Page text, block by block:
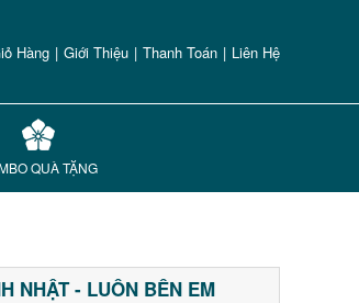
Hàng | Giới Thiệu | Thanh Toán | Liên Hệ
QUÀ TẶNG
NHẬT - LUÔN BÊN EM